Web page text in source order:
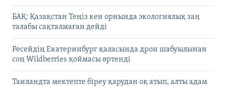
БАҚ: Қазақстан Теңіз кен орнында экологиялық заң
талабы сақталмаған дейді
Ресейдің Екатеринбург қаласында дрон шабуылынан
соң Wildberries қоймасы өртенді
Таиландта мектепте біреу қарудан оқ атып, алты адам